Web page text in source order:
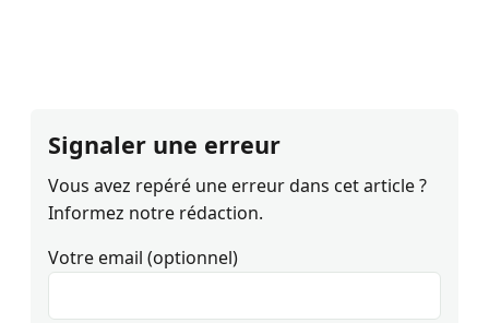
Signaler une erreur
Vous avez repéré une erreur dans cet article ?
Informez notre rédaction.
Votre email (optionnel)